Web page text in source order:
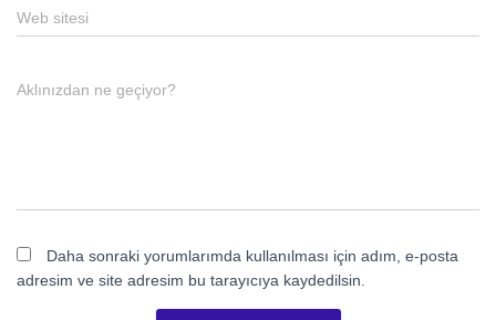
Web sitesi
Aklınızdan ne geçiyor?
Daha sonraki yorumlarımda kullanılması için adım, e-posta
adresim ve site adresim bu tarayıcıya kaydedilsin.